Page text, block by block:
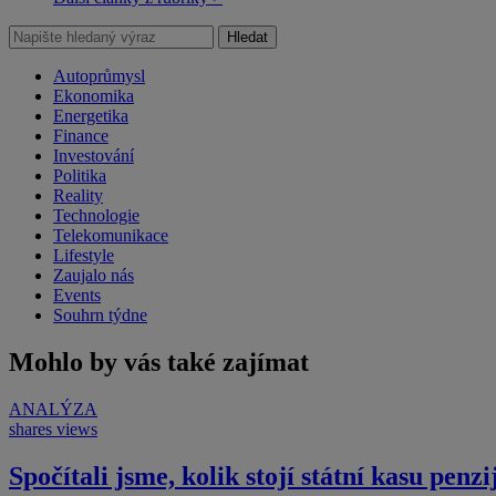
Hledat
Autoprůmysl
Ekonomika
Energetika
Finance
Investování
Politika
Reality
Technologie
Telekomunikace
Lifestyle
Zaujalo nás
Events
Souhrn týdne
Mohlo by vás také zajímat
ANALÝZA
shares views
Spočítali jsme, kolik stojí státní kasu